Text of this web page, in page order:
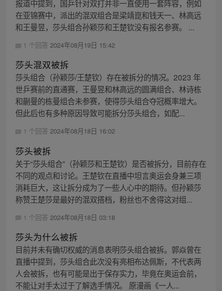
报道中提到，国乒针对双打并非一直使用一套阵容，例如
在亚锦赛中，派出的混双组合是梁靖崑和钱天一、林高远
和王曼昱，莎头组合孙颖莎和王楚钦没有报名参赛。 ...
1 个回答 2024年08月19日 15:42
莎头混双被拆
莎头组合（孙颖莎/王楚钦）存在被拆分的情况。2023 年
世乒赛前的直通赛，王曼昱和林高远的圆满组合、林诗栋
和蒯曼的栋曼组合未参赛，使得莎头组合夺冠概率增大。
但此后也有多种原因导致可能拆分莎头组合，如配...
1 个回答 2024年08月18日 16:02
莎头被拆
关于“莎头组合”（孙颖莎和王楚钦）是否被拆分，目前存在
不同的观点和讨论。王楚钦在直播中坦言奥运会身兼三项
消耗巨大，这让拆分成为了一些人心中的期待。但孙颖莎
称赞王楚莎是最好的混双搭档，粉丝也不舍得这对组...
1 个回答 2024年08月18日 03:18
莎头为什么被拆
目前并未有确切权威的消息表明莎头组合被拆。郭焱曾在
直播中提到，莎头组合此次没有亮相布达佩斯，不代表两
人会被拆，也有可能是出于保存实力，毕竟在奥运会前，
不能让对手太过于了解选手情况。 原漫画《一人...